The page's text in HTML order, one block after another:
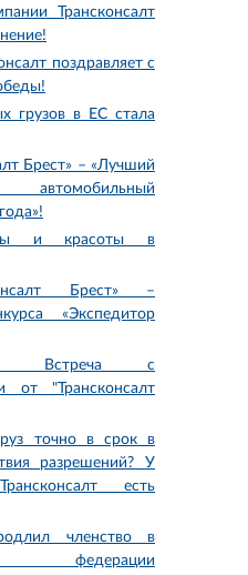
Трансконсалт
поздравляет с
грузов в ЕС стала
Брест» – «Лучший
автомобильный
и красоты в
Брест» –
«Экспедитор
Встреча с
от "Трансконсалт
точно в срок в
разрешений? У
есть
членство в
федерации